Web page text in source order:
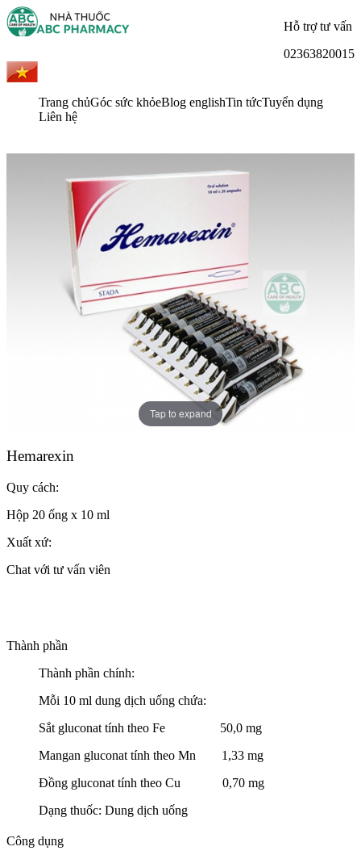
Hỗ trợ tư vấn
02363820015
Trang chủGóc sức khỏeBlog englishTin tứcTuyển dụng
Liên hệ
Tap to expand
Hemarexin
Quy cách:
Hộp 20 ống x 10 ml
Xuất xứ:
Chat với tư vấn viên
Thành phần
Thành phần chính:
Mỗi 10 ml dung dịch uống chứa:
Sắt gluconat tính theo Fe 50,0 mg
Mangan gluconat tính theo Mn 1,33 mg
Đồng gluconat tính theo Cu 0,70 mg
Dạng thuốc: Dung dịch uống
Công dụng